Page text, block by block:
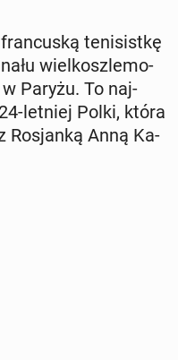
te­ni­sist­kę
wiel­kosz­le­mo­
Paryżu. To naj­
letniej Polki, która
Ro­sjan­ką Anną Ka­